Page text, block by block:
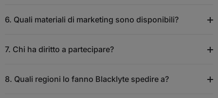
6. Quali materiali di marketing sono disponibili?
7. Chi ha diritto a partecipare?
8. Quali regioni lo fanno Blacklyte spedire a?